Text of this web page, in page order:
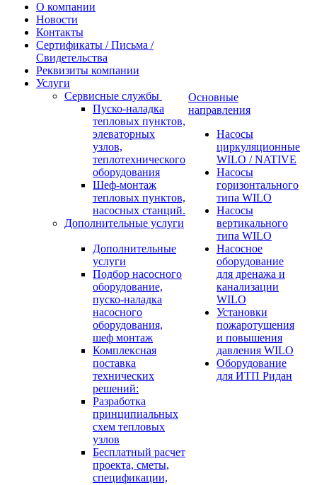
О компании
Новости
Контакты
Сертификаты / Письма /
Свидетельства
Реквизиты компании
Услуги
Сервисные службы
Пуско-наладка
тепловых пунктов,
элеваторных
узлов,
теплотехнического
оборудования
Шеф-монтаж
тепловых пунктов,
насосных станций.
Дополнительные услуги
Дополнительные
услуги
Подбор насосного
оборудование,
пуско-наладка
насосного
оборудования,
шеф монтаж
Комплексная
поставка
технических
решений:
Разработка
принципиальных
схем тепловых
узлов
Бесплатный расчет
проекта, сметы,
спецификации,
Основные
направления
Насосы
циркуляционные
WILO / NATIVE
Насосы
горизонтального
типа WILO
Насосы
вертикального
типа WILO
Насосное
оборудование
для дренажа и
канализации
WILO
Установки
пожаротушения
и повышения
давления WILO
Оборудование
для ИТП Ридан